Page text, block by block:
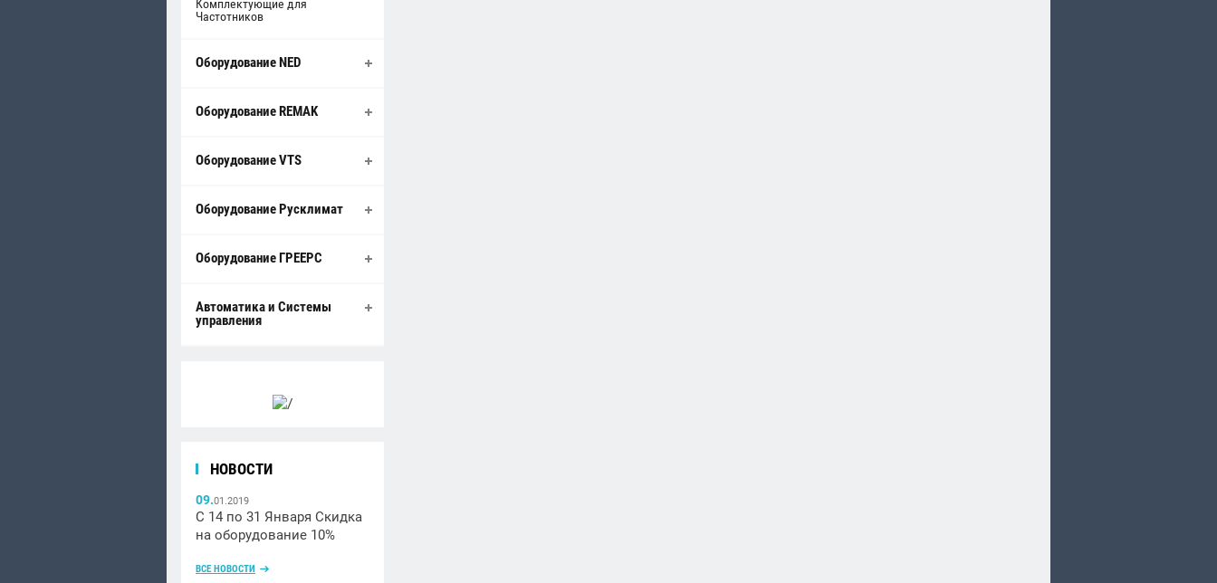
Комплектующие для
Частотников
Оборудование NED
Оборудование REMAK
Оборудование VTS
Оборудование Русклимат
Оборудование ГРЕЕРС
Автоматика и Системы
управления
НОВОСТИ
09.01.2019
С 14 по 31 Января Скидка
на оборудование 10%
ВСЕ НОВОСТИ